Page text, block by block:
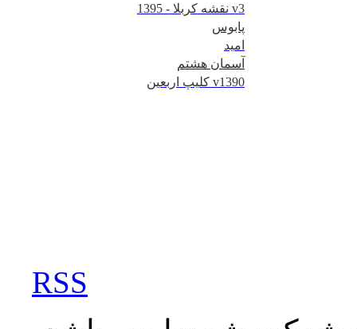
نقشه کربلا - 1395 v3
پابوس
امید
آسمان هشتم
کلیپ اربعین v1390
RSS